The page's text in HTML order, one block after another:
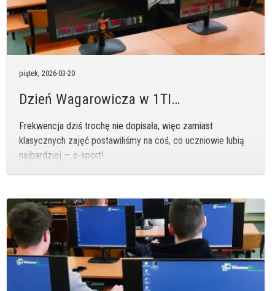
piątek,2026-03-20
Dzień Wagarowicza w 1TI…
Frekwencja dziś trochę nie dopisała, więc zamiast
klasycznych zajęć postawiliśmy na coś, co uczniowie lubią
najbardziej — e-sport!